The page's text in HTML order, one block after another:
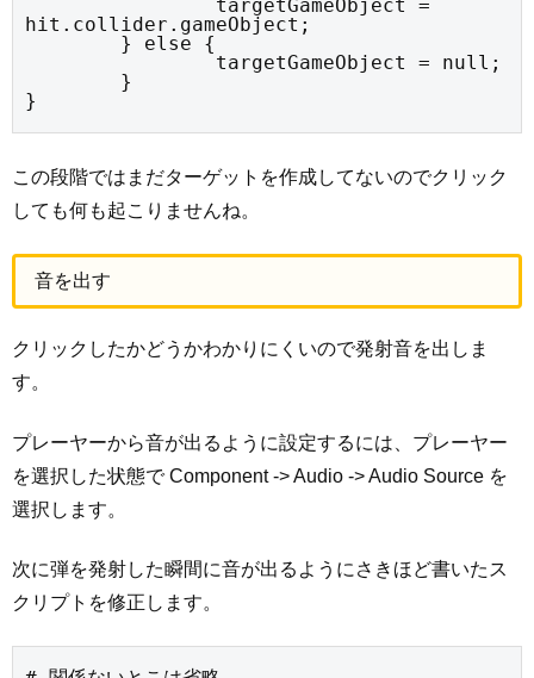
hit.collider.gameObject;
}
この段階ではまだターゲットを作成してないのでクリック
しても何も起こりませんね。
音を出す
クリックしたかどうかわかりにくいので発射音を出しま
す。
プレーヤーから音が出るように設定するには、プレーヤー
を選択した状態で Component -> Audio -> Audio Source を
選択します。
次に弾を発射した瞬間に音が出るようにさきほど書いたス
クリプトを修正します。